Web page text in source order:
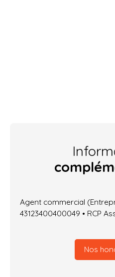
Agent commercial
43123400400049 • RCP
Nos